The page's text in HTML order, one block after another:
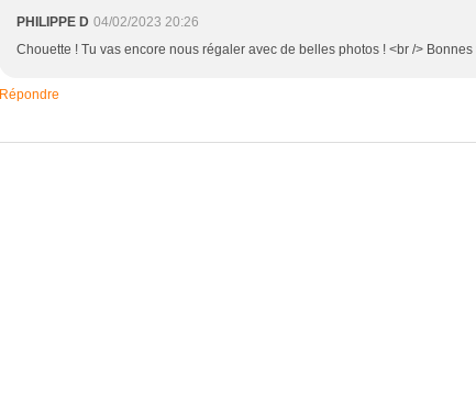
PHILIPPE D 04/02/2023 20:26
Chouette ! Tu vas encore nous régaler avec de belles photos ! <br /> Bonnes
Répondre